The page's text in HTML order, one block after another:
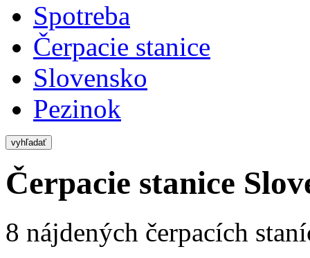
Spotreba
Čerpacie stanice
Slovensko
Pezinok
vyhľadať
Čerpacie stanice
8 nájdených čerpacích